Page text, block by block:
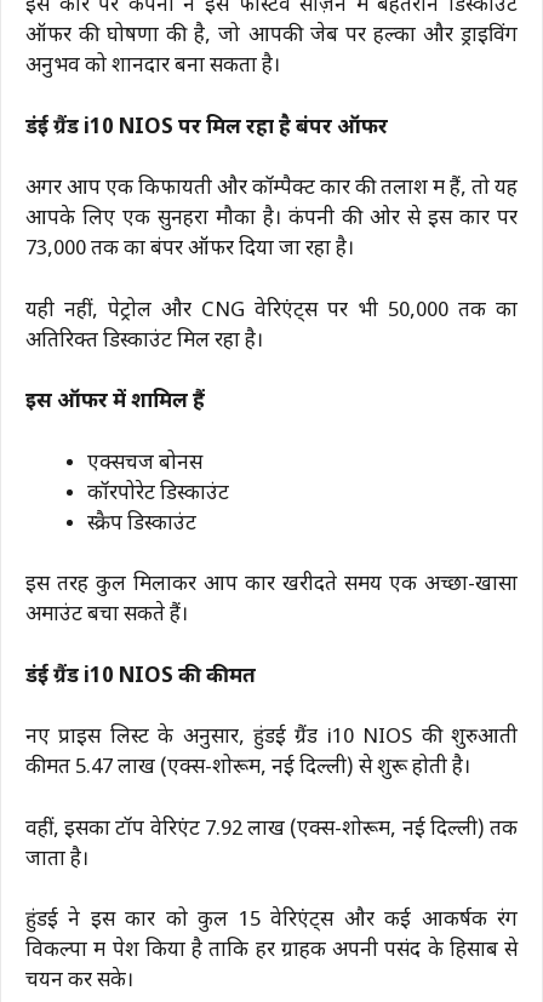
इस कार पर कंपनी ने इस फेस्टिव सीज़न में बेहतरीन डिस्काउंट
ऑफर की घोषणा की है, जो आपकी जेब पर हल्का और ड्राइविंग
अनुभव को शानदार बना सकता है।
हुंडई ग्रैंड i10 NIOS पर मिल रहा है बंपर ऑफर
अगर आप एक किफायती और कॉम्पैक्ट कार की तलाश में हैं, तो यह
आपके लिए एक सुनहरा मौका है। कंपनी की ओर से इस कार पर
₹73,000 तक का बंपर ऑफर दिया जा रहा है।
यही नहीं, पेट्रोल और CNG वेरिएंट्स पर भी ₹50,000 तक का
अतिरिक्त डिस्काउंट मिल रहा है।
इस ऑफर में शामिल हैं
एक्सचेंज बोनस
कॉरपोरेट डिस्काउंट
स्क्रैप डिस्काउंट
इस तरह कुल मिलाकर आप कार खरीदते समय एक अच्छा-खासा
अमाउंट बचा सकते हैं।
हुंडई ग्रैंड i10 NIOS की कीमत
नए प्राइस लिस्ट के अनुसार, हुंडई ग्रैंड i10 NIOS की शुरुआती
कीमत ₹5.47 लाख (एक्स-शोरूम, नई दिल्ली) से शुरू होती है।
वहीं, इसका टॉप वेरिएंट ₹7.92 लाख (एक्स-शोरूम, नई दिल्ली) तक
जाता है।
हुंडई ने इस कार को कुल 15 वेरिएंट्स और कई आकर्षक रंग
विकल्पों में पेश किया है ताकि हर ग्राहक अपनी पसंद के हिसाब से
चयन कर सके।